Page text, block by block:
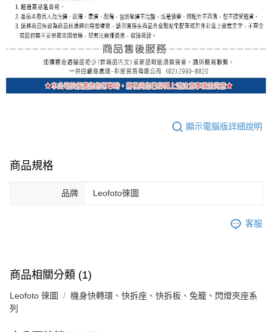
顯示電腦版詳細說明
商品規格
品牌 Leofoto徠圖
客服
商品相關分類 (1)
Leofoto 徠圖
機身快轉環、快拆座、快拆板、兔籠、閃燈夾座系
列